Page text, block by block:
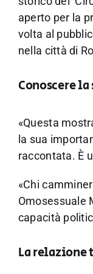
aperto per la
volta al
nella città di
Conoscere
«Questa
la sua
raccontata. È
«Chi
Omosessuale
capacità
La relazione